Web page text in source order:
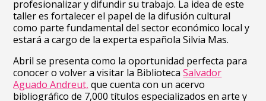
profesionalizar y difundir su trabajo. La idea de este
taller es fortalecer el papel de la difusión cultural
como parte fundamental del sector económico local y
estará a cargo de la experta española Silvia Mas.
Abril se presenta como la oportunidad perfecta para
conocer o volver a visitar la BibliotecaSalvador
Aguado Andreut, que cuenta con un acervo
bibliográfico de 7,000 títulos especializados en arte y